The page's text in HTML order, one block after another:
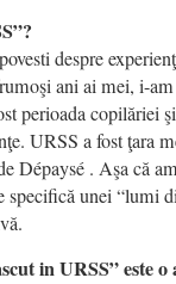
despre
ani ai mei, i-
perioada copilăriei
URSS a fost ţara
Dépaysé . Aşa că
specifică unei “lumi
in URSS” este